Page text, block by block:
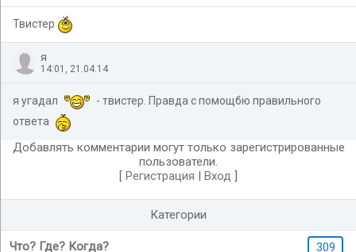
Твистер
я
14:01, 21.04.14
я угадал
- твистер. Правда с помощбю правильного
ответа
Добавлять комментарии могут только зарегистрированные
пользователи.
Регистрация Вход
Категории
Что? Где? Когда? 309